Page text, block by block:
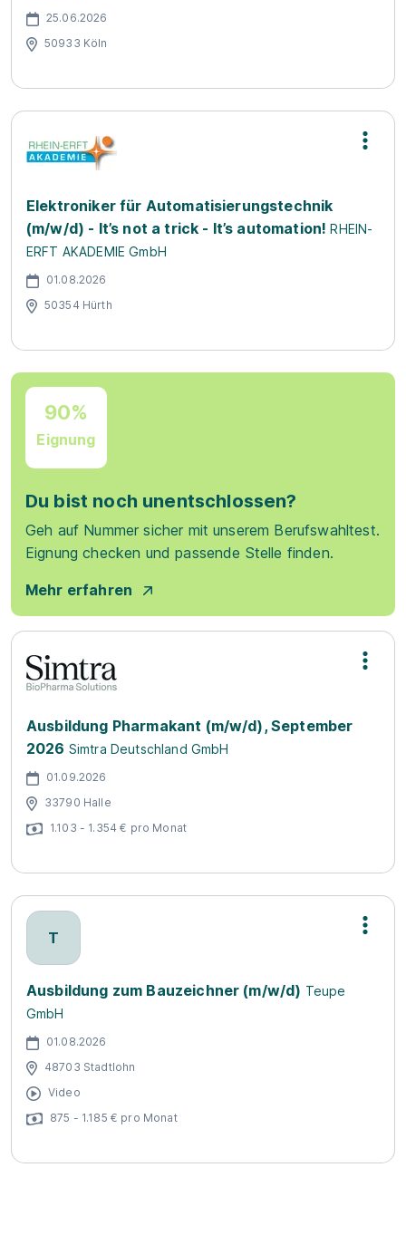
25.06.2026
50933 Köln
Elektroniker für Automatisierungstechnik
(m/w/d) - It’s not a trick - It’s automation! RHEIN-
ERFT AKADEMIE GmbH
01.08.2026
50354 Hürth
90%
Eignung
Du bist noch unentschlossen?
Geh auf Nummer sicher mit unserem Berufswahltest.
Eignung checken und passende Stelle finden.
Mehr erfahren
Ausbildung Pharmakant (m/w/d), September
2026 Simtra Deutschland GmbH
01.09.2026
33790 Halle
1.103 - 1.354 € pro Monat
T
Ausbildung zum Bauzeichner (m/w/d) Teupe
GmbH
01.08.2026
48703 Stadtlohn
Video
875 - 1.185 € pro Monat